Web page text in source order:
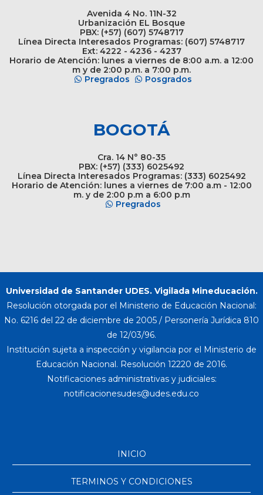
Avenida 4 No. 11N-32
Urbanización EL Bosque
PBX: (+57) (607) 5748717
Línea Directa Interesados Programas: (607) 5748717
Ext: 4222 - 4236 - 4237
Horario de Atención: lunes a viernes de 8:00 a.m. a 12:00
m y de 2:00 p.m. a 7:00 p.m.
Pregrados
Posgrados
BOGOTÁ
Cra. 14 N° 80-35
PBX: (+57) (333) 6025492
Línea Directa Interesados Programas: (333) 6025492
Horario de Atención: lunes a viernes de 7:00 a.m - 12:00
m. y de 2:00 p.m a 6:00 p.m
Pregrados
Universidad de Santander UDES. Vigilada Mineducación.
Resolución otorgada por el Ministerio de Educación Nacional:
No. 6216 del 22 de diciembre de 2005 / Personería Jurídica 810
de 12/03/96.
Institución sujeta a inspección y vigilancia por el Ministerio de
Educación Nacional. Resolución 12220 de 2016.
Notificaciones administrativas y judiciales:
INICIO
TERMINOS Y CONDICIONES